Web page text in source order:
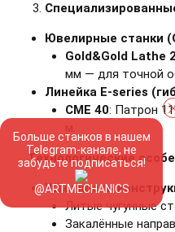
Ювелирные станки
Gold&Gold Lathe 2
мм — для точной
Линейка E-series
CME 40: Патрон
Технологические
Жёсткость
Литые чугунные
Закалённые
Больше станков в нашем
Telegram-канале, не
забудьте подписаться!
@ARTMECHANICS